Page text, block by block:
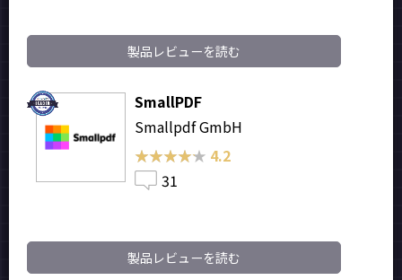
製品レビューを読む
SmallPDF
Smallpdf GmbH
★★★★★
★★★★★ 4.2
31
製品レビューを読む